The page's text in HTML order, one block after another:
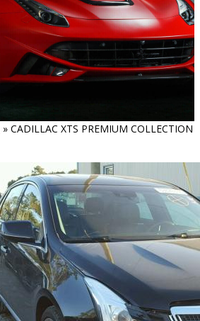
» CADILLAC XTS PREMIUM COLLECTION